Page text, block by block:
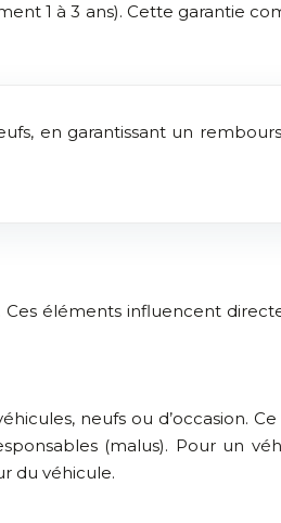
1 à 3 ans). Cette garantie
en garantissant un
éléments influencent
neufs ou d’occasion.
(malus). Pour un
du véhicule.